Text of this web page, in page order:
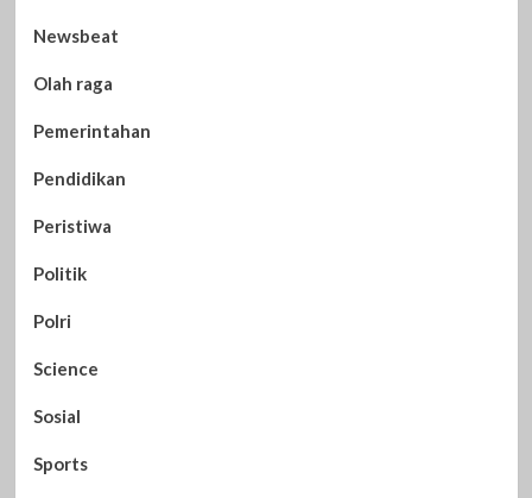
Newsbeat
Olah raga
Pemerintahan
Pendidikan
Peristiwa
Politik
Polri
Science
Sosial
Sports